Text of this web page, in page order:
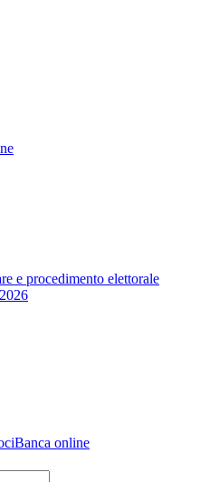
e procedimento elettorale
Banca online